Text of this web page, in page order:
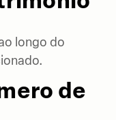
longo do
de